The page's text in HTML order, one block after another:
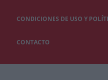
CONDICIONES DE USO Y
CONTACTO